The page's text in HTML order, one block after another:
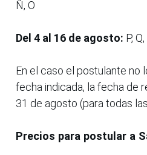
Ñ, O
Del 4 al 16 de agosto: P,
En el caso el postulante no
fecha indicada, la fecha de
31 de agosto (para todas
Precios para postular a